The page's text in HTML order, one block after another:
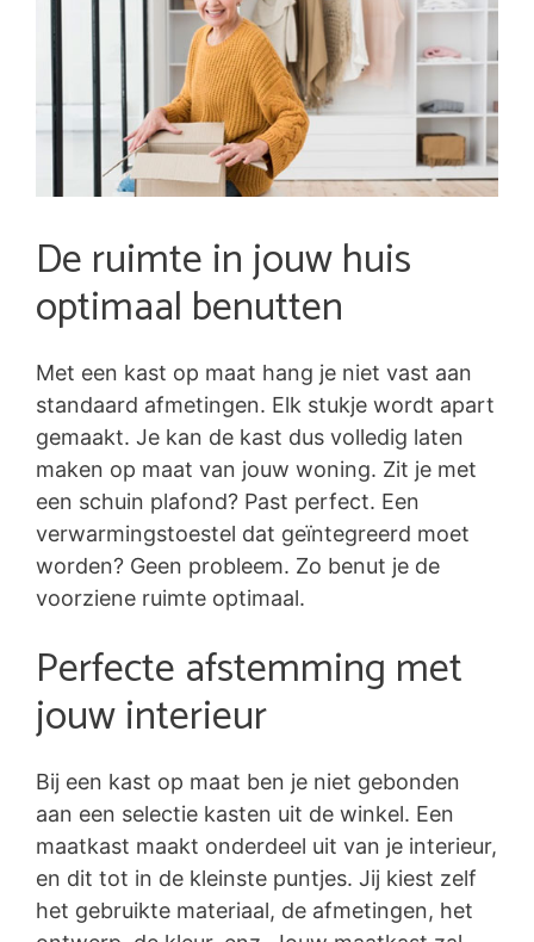
De ruimte in jouw huis
optimaal benutten
Met een kast op maat hang je niet vast aan
standaard afmetingen. Elk stukje wordt apart
gemaakt. Je kan de kast dus volledig laten
maken op maat van jouw woning. Zit je met
een schuin plafond? Past perfect. Een
verwarmingstoestel dat geïntegreerd moet
worden? Geen probleem. Zo benut je de
voorziene ruimte optimaal.
Perfecte afstemming met
jouw interieur
Bij een kast op maat ben je niet gebonden
aan een selectie kasten uit de winkel. Een
maatkast maakt onderdeel uit van je interieur,
en dit tot in de kleinste puntjes. Jij kiest zelf
het gebruikte materiaal, de afmetingen, het